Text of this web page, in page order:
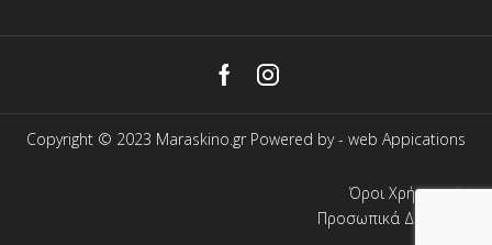
FacebookInstagram
Copyright © 2023 Maraskino.gr Powered by - web Appications
Όροι Χρήσης
Προσωπικά Δεδομένα